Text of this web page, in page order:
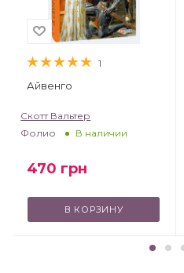
1
Айвенго
Скотт Вальтер
Фолио
В наличии
470 грн
В КОРЗИНУ